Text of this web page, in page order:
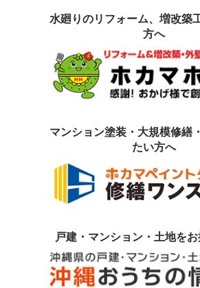
水廻りのリフォーム、増改築
方へ
マンション塗装・大規模修繕
たい方へ
戸建・マンション・土地を